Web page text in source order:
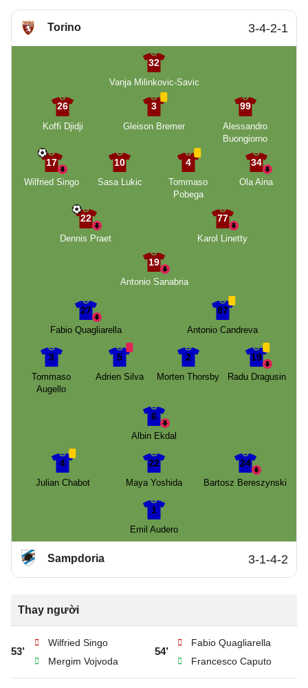
Torino 3-4-2-1
32
Vanja Milinkovic-Savic
26
Koffi Djidji
3
Gleison Bremer
99
Alessandro
Buongiorno
17
Wilfried Singo
10
Sasa Lukic
4
Tommaso
Pobega
34
Ola Aina
22
Dennis Praet
77
Karol Linetty
19
Antonio Sanabria
27
Fabio Quagliarella
87
Antonio Candreva
3
Tommaso
Augello
5
Adrien Silva
2
Morten Thorsby
19
Radu Dragusin
6
Albin Ekdal
4
Julian Chabot
22
Maya Yoshida
24
Bartosz Bereszynski
1
Emil Audero
Sampdoria 3-1-4-2
Thay người
53’
Wilfried Singo
Mergim Vojvoda
54’
Fabio Quagliarella
Francesco Caputo